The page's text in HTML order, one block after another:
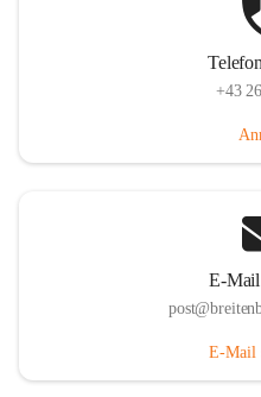
+43
E-Mail
E-Mail